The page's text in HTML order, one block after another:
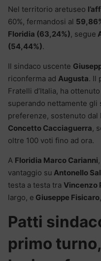
Nel territorio aretuseo
60%, fermandosi al
Floridia (63,24%), segue
(54,44%).
Il sindaco uscente
riconferma ad Augusta. Il
Fratelli d’Italia, ha
superando nettamente gli
preferenze, sostenuto dal
Concetto Cacciaguerra,
oltre 100 voti fino ad ora.
A Floridia Marco Carianni
vantaggio su Antonello
testa a testa tra Vincenzo
largo, e Giuseppe Fisicaro
Patti
primo